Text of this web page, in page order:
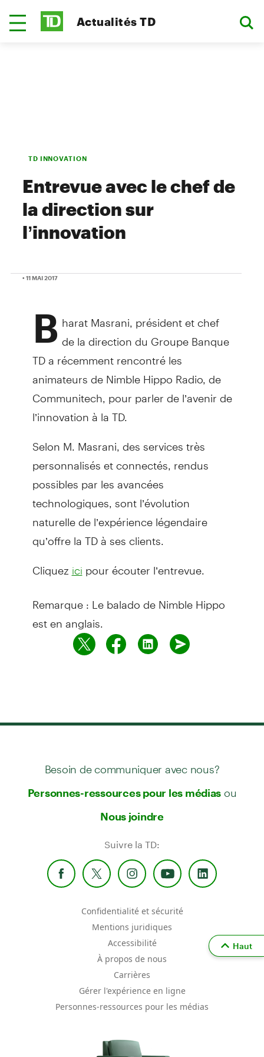
Actualités TD
TD INNOVATION
Entrevue avec le chef de
la direction sur
l’innovation
• 11 MAI 2017
B harat Masrani, président et chef
de la direction du Groupe Banque
TD a récemment rencontré les
animateurs de Nimble Hippo Radio, de
Communitech, pour parler de l’avenir de
l’innovation à la TD.
Selon M. Masrani, des services très
personnalisés et connectés, rendus
possibles par les avancées
technologiques, sont l’évolution
naturelle de l’expérience légendaire
qu’offre la TD à ses clients.
Cliquez ici pour écouter l’entrevue.
Remarque : Le balado de Nimble Hippo
est en anglais.
Besoin de communiquer avec nous?
Personnes-ressources pour les médias ou
Nous joindre
Suivre la TD:
Confidentialité et sécurité
Mentions juridiques
Accessibilité
À propos de nous
Carrières
Gérer l'expérience en ligne
Personnes-ressources pour les médias
Haut